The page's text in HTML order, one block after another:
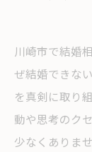
川崎市で結婚
ぜ結婚できな
を真剣に取り
動や思考のク
少なくありま